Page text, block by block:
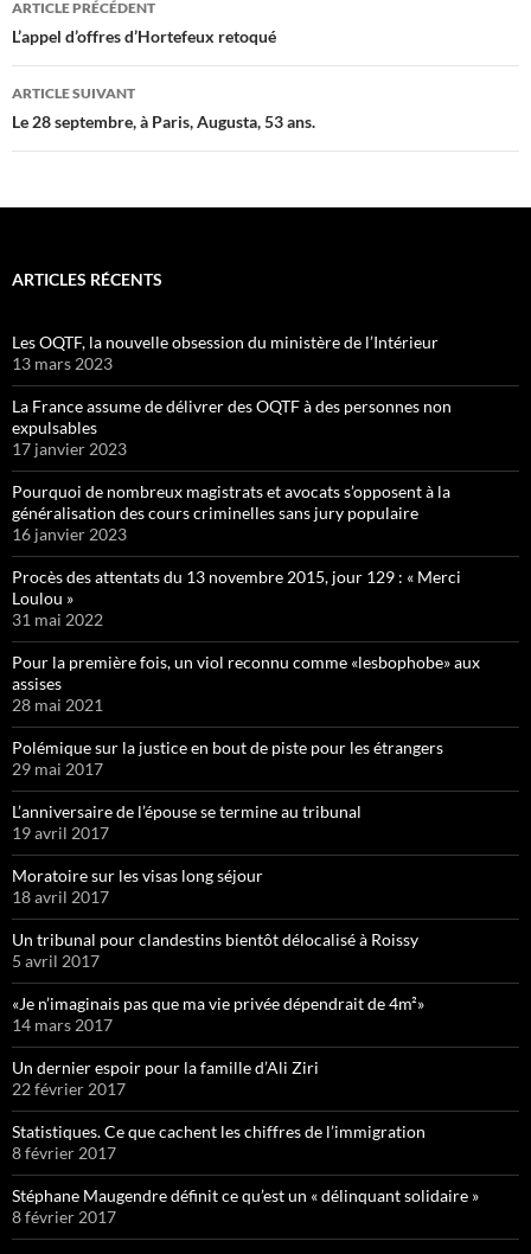
des
articles
ARTICLE PRÉCÉDENT
L’appel d’offres d’Hortefeux retoqué
ARTICLE SUIVANT
Le 28 septembre, à Paris, Augusta, 53 ans.
ARTICLES RÉCENTS
Les OQTF, la nouvelle obsession du ministère de l’Intérieur
13 mars 2023
La France assume de délivrer des OQTF à des personnes non
expulsables
17 janvier 2023
Pourquoi de nombreux magistrats et avocats s’opposent à la
généralisation des cours criminelles sans jury populaire
16 janvier 2023
Procès des attentats du 13 novembre 2015, jour 129 : « Merci
Loulou »
31 mai 2022
Pour la première fois, un viol reconnu comme «lesbophobe» aux
assises
28 mai 2021
Polémique sur la justice en bout de piste pour les étrangers
29 mai 2017
L’anniversaire de l’épouse se termine au tribunal
19 avril 2017
Moratoire sur les visas long séjour
18 avril 2017
Un tribunal pour clandestins bientôt délocalisé à Roissy
5 avril 2017
«Je n’imaginais pas que ma vie privée dépendrait de 4m²»
14 mars 2017
Un dernier espoir pour la famille d’Ali Ziri
22 février 2017
Statistiques. Ce que cachent les chiffres de l’immigration
8 février 2017
Stéphane Maugendre définit ce qu’est un « délinquant solidaire »
8 février 2017